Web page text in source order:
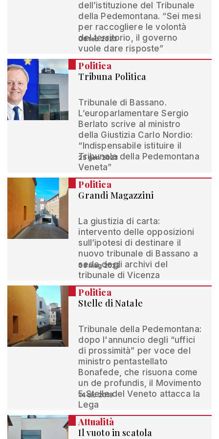
dell’istituzione del Tribunale
della Pedemontana. “Sei mesi
per raccogliere le volontà
del territorio, il governo
vuole dare risposte”
06 feb 2023
Politica
Tribuna Politica
Tribunale di Bassano.
L’europarlamentare Sergio
Berlato scrive al ministro
della Giustizia Carlo Nordio:
“Indispensabile istituire il
Tribunale della Pedemontana
Veneta”
25 gen 2023
Politica
Grandi Magazzini
La giustizia di carta:
intervento delle opposizioni
sull’ipotesi di destinare il
nuovo tribunale di Bassano a
sede degli archivi del
tribunale di Vicenza
03 mag 2022
Politica
Stelle di Natale
Tribunale della Pedemontana:
dopo l'annuncio degli “uffici
di prossimità” per voce del
ministro pentastellato
Bonafede, che risuona come
un de profundis, il Movimento
5 Stelle del Veneto attacca la
Lega
14 dic 2018
Attualità
Il vuoto in scatola